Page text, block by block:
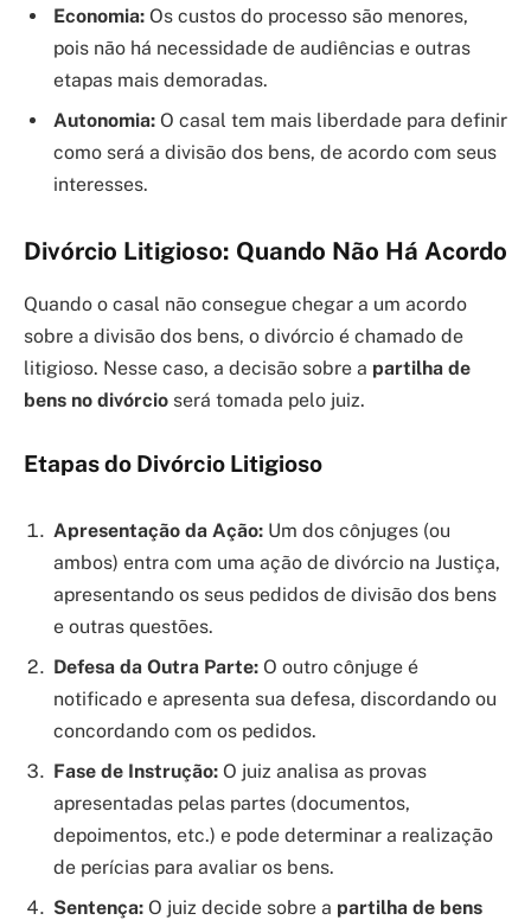
Economia: Os custos do processo são menores,
pois não há necessidade de audiências e outras
etapas mais demoradas.
Autonomia: O casal tem mais liberdade para definir
como será a divisão dos bens, de acordo com seus
interesses.
Divórcio Litigioso: Quando Não Há Acordo
Quando o casal não consegue chegar a um acordo
sobre a divisão dos bens, o divórcio é chamado de
litigioso. Nesse caso, a decisão sobre a partilha de
bens no divórcio será tomada pelo juiz.
Etapas do Divórcio Litigioso
Apresentação da Ação: Um dos cônjuges (ou
ambos) entra com uma ação de divórcio na Justiça,
apresentando os seus pedidos de divisão dos bens
e outras questões.
Defesa da Outra Parte: O outro cônjuge é
notificado e apresenta sua defesa, discordando ou
concordando com os pedidos.
Fase de Instrução: O juiz analisa as provas
apresentadas pelas partes (documentos,
depoimentos, etc.) e pode determinar a realização
de perícias para avaliar os bens.
Sentença: O juiz decide sobre a partilha de bens